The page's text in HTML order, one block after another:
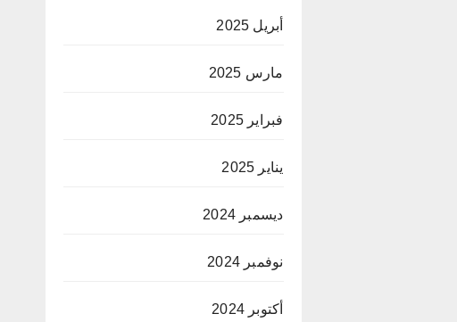
أبريل 2025
مارس 2025
فبراير 2025
يناير 2025
ديسمبر 2024
نوفمبر 2024
أكتوبر 2024